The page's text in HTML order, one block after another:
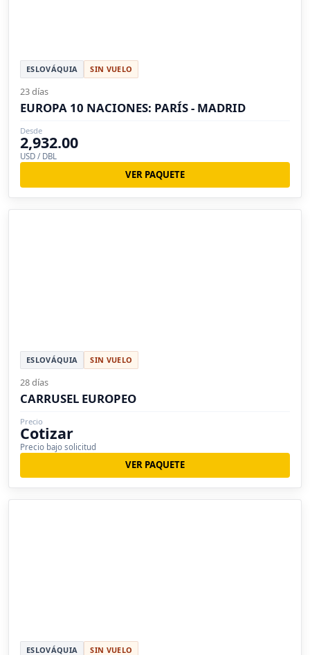
ESLOVÁQUIA SIN VUELO
23 días
EUROPA 10 NACIONES: PARÍS - MADRID
Desde
2,932.00
USD / DBL
VER PAQUETE
ESLOVÁQUIA SIN VUELO
28 días
CARRUSEL EUROPEO
Precio
Cotizar
Precio bajo solicitud
VER PAQUETE
ESLOVÁQUIA SIN VUELO